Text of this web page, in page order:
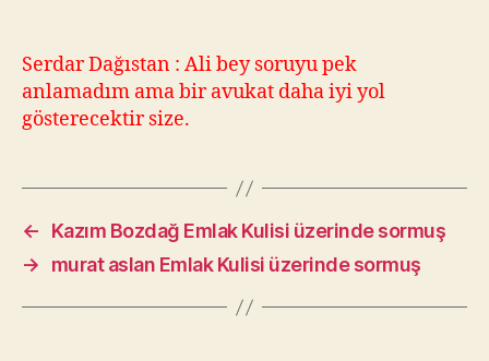
Serdar Dağıstan : Ali bey soruyu pek
anlamadım ama bir avukat daha iyi yol
gösterecektir size.
←
Kazım Bozdağ Emlak Kulisi üzerinde sormuş
→
murat aslan Emlak Kulisi üzerinde sormuş